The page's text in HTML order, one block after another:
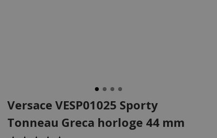
Versace VESP01025 Sporty
Tonneau Greca horloge 44 mm